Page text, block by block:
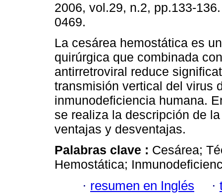
2006, vol.29, n.2, pp.133-
0469.
La cesárea hemostática es
quirúrgica que combinada
antirretroviral reduce
transmisión vertical del virus
inmunodeficiencia humana.
se realiza la descripción de
ventajas y desventajas.
Palabras clave : Cesárea;
Hemostática;
· resumen en Inglés ·